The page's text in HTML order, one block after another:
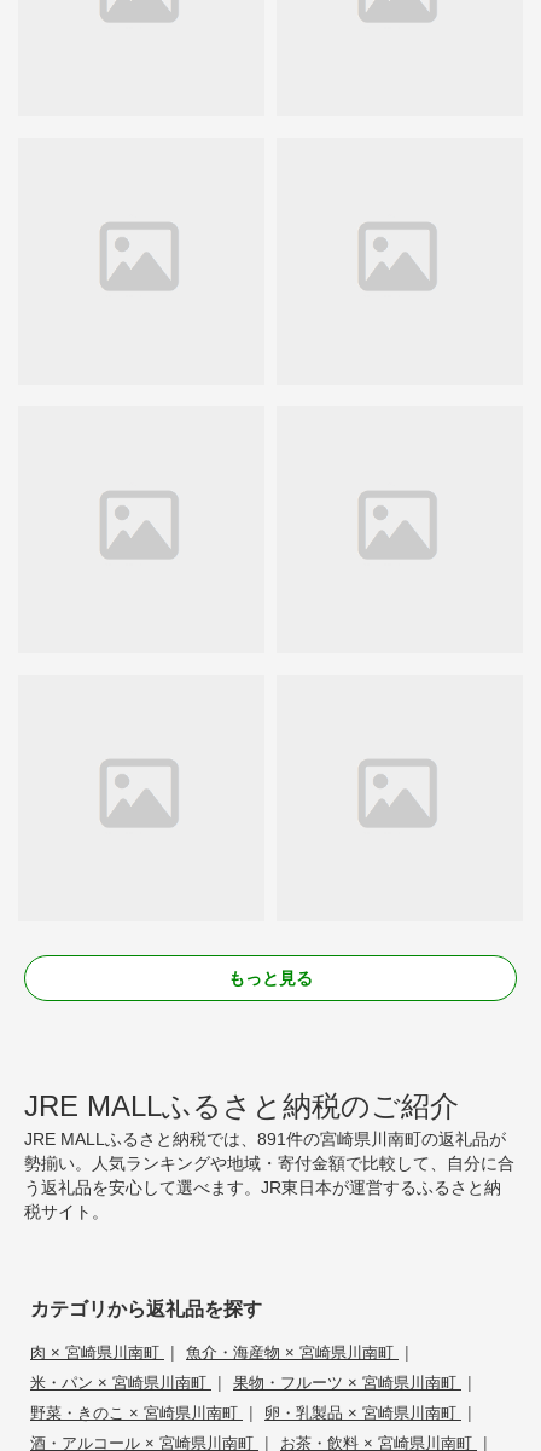
もっと見る
JRE MALLふるさと納税のご紹介
JRE MALLふるさと納税では、891件の宮崎県川南町の返礼品が
勢揃い。人気ランキングや地域・寄付金額で比較して、自分に合
う返礼品を安心して選べます。JR東日本が運営するふるさと納
税サイト。
カテゴリから返礼品を探す
肉 × 宮崎県川南町 | 魚介・海産物 × 宮崎県川南町 |
米・パン × 宮崎県川南町 | 果物・フルーツ × 宮崎県川南町 |
野菜・きのこ × 宮崎県川南町 | 卵・乳製品 × 宮崎県川南町 |
酒・アルコール × 宮崎県川南町 | お茶・飲料 × 宮崎県川南町 |